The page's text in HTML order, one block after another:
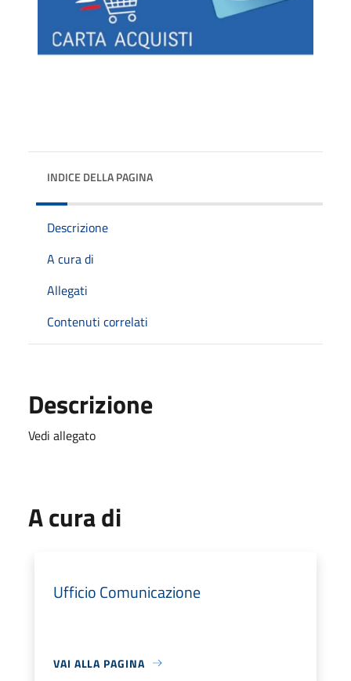
INDICE DELLA PAGINA
Descrizione
A cura di
Allegati
Contenuti correlati
Descrizione
Vedi allegato
A cura di
Ufficio Comunicazione
VAI ALLA PAGINA